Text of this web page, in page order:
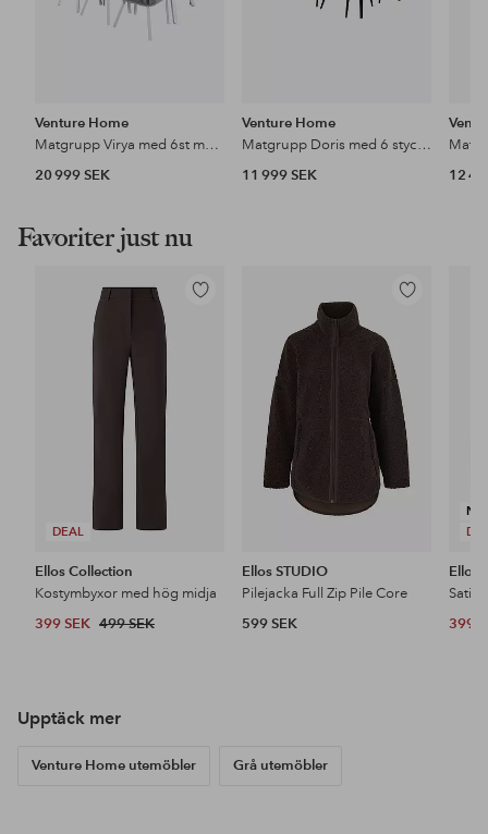
Venture Home
Matgrupp Virya med 6st matstolar Virya
20 999 SEK
Venture Home
Matgrupp Doris med 6 stycken Valleta matstolar
11 999 SEK
12
Favoriter just nu
DEAL
Lägg
Ellos Collection
Kostymbyxor med hög midja
399 SEK 499 SEK
Lägg
favoriter
Ellos STUDIO
Pilejacka Full Zip Pile Core
599 SEK
Ellos
399
Upptäck mer
Venture Home utemöbler Grå utemöbler